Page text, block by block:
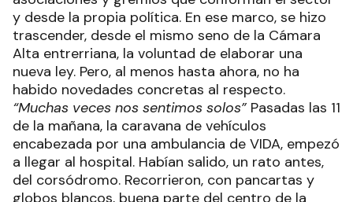
y desde la propia política. En ese marco, se hizo
trascender, desde el mismo seno de la Cámara
Alta entrerriana, la voluntad de elaborar una
nueva ley. Pero, al menos hasta ahora, no ha
habido novedades concretas al respecto.
“Muchas veces nos sentimos solos” Pasadas las 11
de la mañana, la caravana de vehículos
encabezada por una ambulancia de VIDA, empezó
a llegar al hospital. Habían salido, un rato antes,
del corsódromo. Recorrieron, con pancartas y
globos blancos, buena parte del centro de la